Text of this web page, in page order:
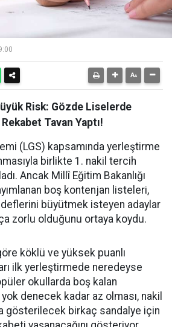
Risk: Gözde Liselerde
Tavan Yaptı!
(LGS) kapsamında yerleştirme
birlikte 1. nakil tercih
Ancak Millî Eğitim Bakanlığı
boş kontenjan listeleri,
büyütmek isteyen adaylar
zorlu olduğunu ortaya koydu.
köklü ve yüksek puanlı
ilk yerleştirmede neredeyse
okullarda boş kalan
yok denecek kadar az olması, nakil
gösterilecek birkaç sandalye için